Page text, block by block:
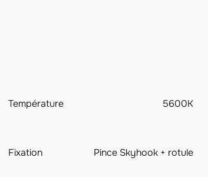
Température 5600K
Fixation Pince Skyhook + rotule